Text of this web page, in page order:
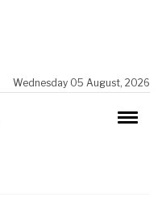
Wednesday 05 August, 2026